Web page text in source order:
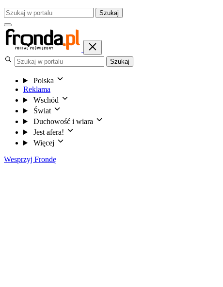
Szukaj
Szukaj
Polska
Reklama
Wschód
Świat
Duchowość i wiara
Jest afera!
Więcej
Wesprzyj Frondę